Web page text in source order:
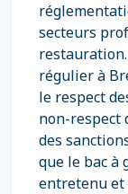
secteurs
régulier à
le respect
non-respect
des
que le bac à
entretenu et